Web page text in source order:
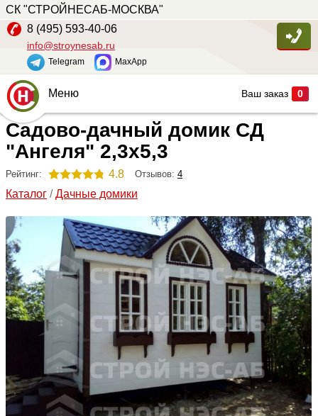
СК "СТРОЙНЕСАБ-МОСКВА"
8 (495) 593-40-06
info@stroynesab.ru
Telegram MaxApp
Ваш заказ 0
Главная
Каталог
Услуги
Наши работы
Сопутствующие товары
О компании
Контакты
Меню
Садово-дачный домик СД
"Ангеля" 2,3х5,3
Рейтинг: 4.8 Отзывов: 4
Каталог /Дачные домики